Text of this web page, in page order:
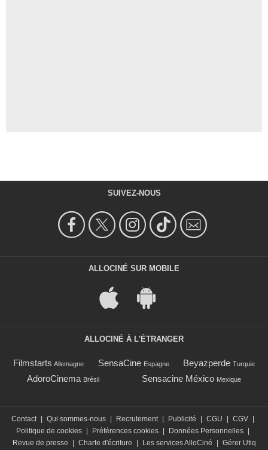
SUIVEZ-NOUS
ALLOCINÉ SUR MOBILE
ALLOCINÉ À L'ÉTRANGER
Filmstarts Allemagne SensaCine Espagne Beyazperde Turquie
AdoroCinema Brésil Sensacine México Mexique
Contact | Qui sommes-nous | Recrutement | Publicité | CGU | CGV |
Politique de cookies | Préférences cookies | Données Personnelles |
Revue de presse
| Charte d'écriture | Les services AlloCiné | Gérer Utiq